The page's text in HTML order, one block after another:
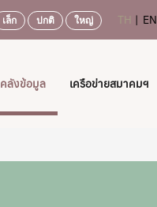
เล็ก ปกติ ใหญ่ TH EN
คลังข้อมูล เครือข่ายสมาคมฯ